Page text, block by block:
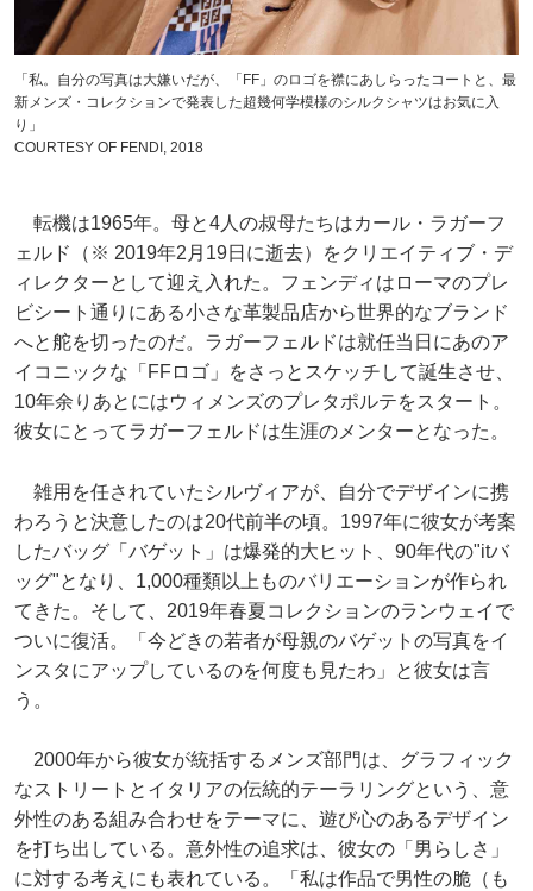
「私。自分の写真は大嫌いだが、「FF」のロゴを襟にあしらったコートと、最
新メンズ・コレクションで発表した超幾何学模様のシルクシャツはお気に入
り」
COURTESY OF FENDI, 2018
転機は1965年。母と4人の叔母たちはカール・ラガーフ
ェルド（※ 2019年2月19日に逝去）をクリエイティブ・デ
ィレクターとして迎え入れた。フェンディはローマのプレ
ビシート通りにある小さな革製品店から世界的なブランド
へと舵を切ったのだ。ラガーフェルドは就任当日にあのア
イコニックな「FFロゴ」をさっとスケッチして誕生させ、
10年余りあとにはウィメンズのプレタポルテをスタート。
彼女にとってラガーフェルドは生涯のメンターとなった。
雑用を任されていたシルヴィアが、自分でデザインに携
わろうと決意したのは20代前半の頃。1997年に彼女が考案
したバッグ「バゲット」は爆発的大ヒット、90年代の"itバ
ッグ"となり、1,000種類以上ものバリエーションが作られ
てきた。そして、2019年春夏コレクションのランウェイで
ついに復活。「今どきの若者が母親のバゲットの写真をイ
ンスタにアップしているのを何度も見たわ」と彼女は言
う。
2000年から彼女が統括するメンズ部門は、グラフィック
なストリートとイタリアの伝統的テーラリングという、意
外性のある組み合わせをテーマに、遊び心のあるデザイン
を打ち出している。意外性の追求は、彼女の「男らしさ」
に対する考えにも表れている。「私は作品で男性の脆（も